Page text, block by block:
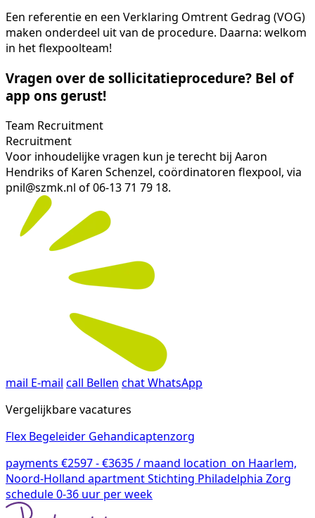
Een referentie en een Verklaring Omtrent Gedrag (VOG)
maken onderdeel uit van de procedure. Daarna: welkom
in het flexpoolteam!
Vragen over de sollicitatieprocedure? Bel of
app ons gerust!
Team Recruitment
Recruitment
Voor inhoudelijke vragen kun je terecht bij Aaron
Hendriks of Karen Schenzel, coördinatoren flexpool, via
pnil@szmk.nl of 06-13 71 79 18.
mail E-mail call Bellen chatWhatsApp
Vergelijkbare vacatures
Flex Begeleider Gehandicaptenzorg
payments €2597 - €3635 / maand location_on Haarlem,
Noord-Holland apartmentStichting Philadelphia Zorg
schedule0-36 uur per week